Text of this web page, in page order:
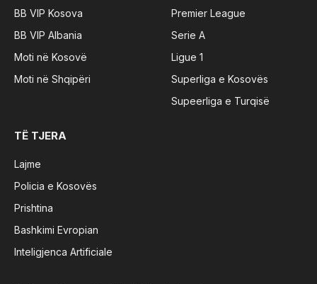
BB VIP Kosova
BB VIP Albania
Moti në Kosovë
Moti në Shqipëri
Premier League
Serie A
Ligue 1
Superliga e Kosovës
Supeerliga e Turqisë
TË TJERA
Lajme
Policia e Kosovës
Prishtina
Bashkimi Evropian
Inteligjenca Artificiale